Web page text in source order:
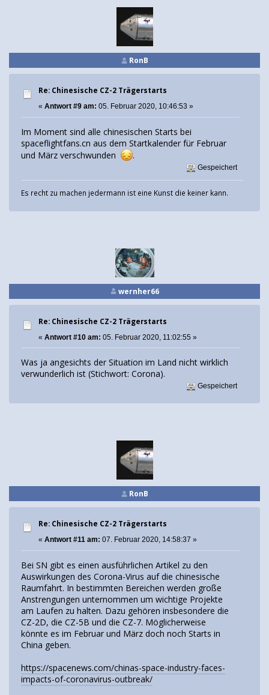
RonB
Re: Chinesische CZ-2 Trägerstarts
« Antwort #9 am: 05. Februar 2020, 10:46:53 »
Im Moment sind alle chinesischen Starts bei
spaceflightfans.cn aus dem Startkalender für Februar
und März verschwunden
.
Gespeichert
Es recht zu machen jedermann ist eine Kunst die keiner kann.
wernher66
Re: Chinesische CZ-2 Trägerstarts
« Antwort #10 am: 05. Februar 2020, 11:02:55 »
Was ja angesichts der Situation im Land nicht wirklich
verwunderlich ist (Stichwort: Corona).
Gespeichert
RonB
Re: Chinesische CZ-2 Trägerstarts
« Antwort #11 am: 07. Februar 2020, 14:58:37 »
Bei SN gibt es einen ausführlichen Artikel zu den
Auswirkungen des Corona-Virus auf die chinesische
Raumfahrt. In bestimmten Bereichen werden große
Anstrengungen unternommen um wichtige Projekte
am Laufen zu halten. Dazu gehören insbesondere die
CZ-2D, die CZ-5B und die CZ-7. Möglicherweise
könnte es im Februar und März doch noch Starts in
China geben.
https://spacenews.com/chinas-space-industry-faces-
impacts-of-coronavirus-outbreak/